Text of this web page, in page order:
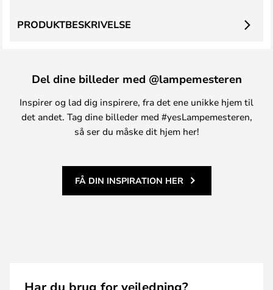
PRODUKTBESKRIVELSE
Del dine billeder med @lampemesteren
Inspirer og lad dig inspirere, fra det ene unikke hjem til
det andet. Tag dine billeder med #yesLampemesteren,
så ser du måske dit hjem her!
FÅ DIN INSPIRATION HER
Har du brug for vejledning?